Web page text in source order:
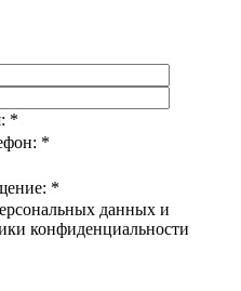
*
*
*
данных и
конфиденциальности